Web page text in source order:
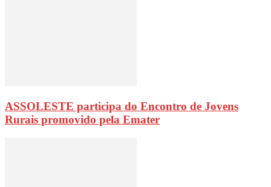
ASSOLESTE participa do Encontro de Jovens
Rurais promovido pela Emater